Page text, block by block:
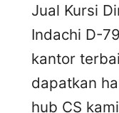
Jual Kursi
Indachi D-
kantor
dapatkan
hub CS